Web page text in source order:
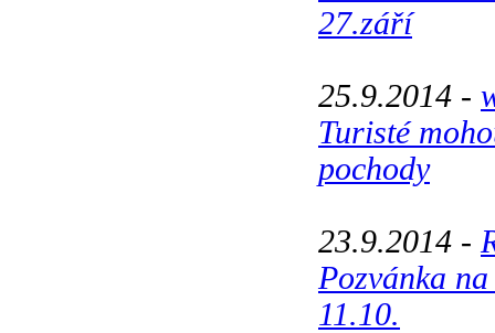
27.září
25.9.2014 -
Turisté
pochody
23.9.2014 -
Pozvánka
11.10.